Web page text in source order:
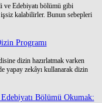
Edebiyatı bölümü gibi
kalabilirler. Bunun sebepleri
Programı
dizin hazırlatmak varken
yapay zekâyı kullanarak dizin
Bölümü Okumak: